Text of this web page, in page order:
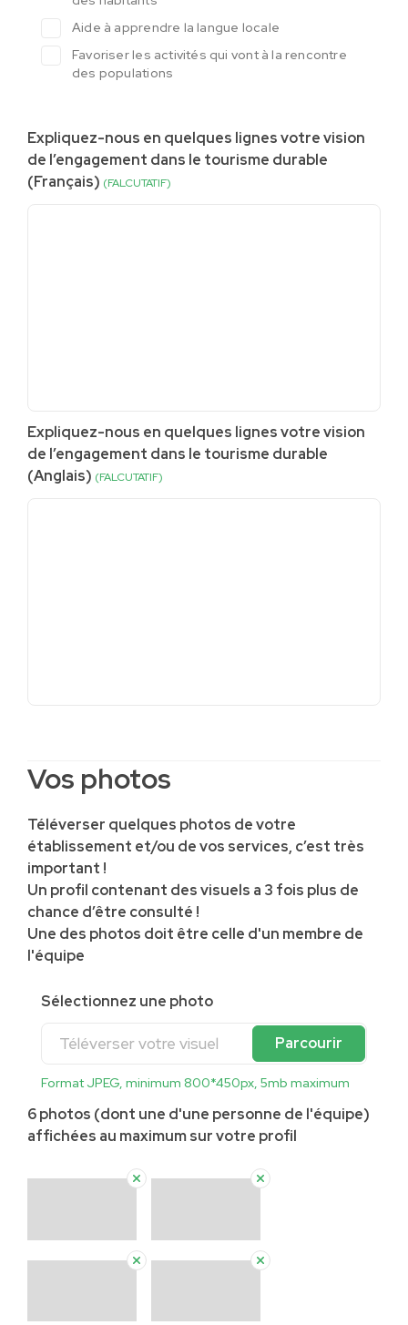
Aide à apprendre la langue locale
Favoriser les activités qui vont à la rencontre
des populations
Expliquez-nous en quelques lignes votre vision
de l’engagement dans le tourisme durable
(Français) (FALCUTATIF)
Expliquez-nous en quelques lignes votre vision
de l’engagement dans le tourisme durable
(Anglais) (FALCUTATIF)
Vos photos
Téléverser quelques photos de votre
établissement et/ou de vos services, c’est très
important !
Un profil contenant des visuels a 3 fois plus de
chance d’être consulté !
Une des photos doit être celle d'un membre de
l'équipe
Sélectionnez une photo
Téléverser votre visuel Parcourir
Format JPEG, minimum 800*450px, 5mb maximum
6 photos (dont une d'une personne de l'équipe)
affichées au maximum sur votre profil